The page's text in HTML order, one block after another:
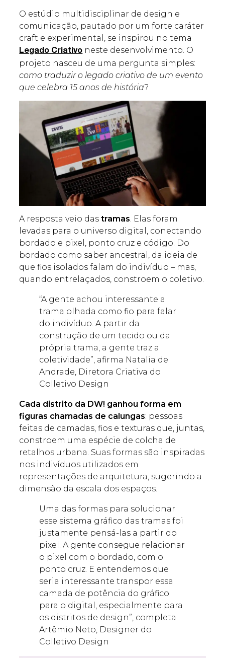
O estúdio multidisciplinar de design e
comunicação, pautado por um forte caráter
craft e experimental, se inspirou no tema
Legado Criativo neste desenvolvimento. O
projeto nasceu de uma pergunta simples:
como traduzir o legado criativo de um evento
que celebra 15 anos de história?
A resposta veio dastramas. Elas foram
levadas para o universo digital, conectando
bordado e pixel, ponto cruz e código. Do
bordado como saber ancestral, da ideia de
que fios isolados falam do indivíduo – mas,
quando entrelaçados, constroem o coletivo.
“A gente achou interessante a
trama olhada como fio para falar
do indivíduo. A partir da
construção de um tecido ou da
própria trama, a gente traz a
coletividade”, afirma Natalia de
Andrade, Diretora Criativa do
Colletivo Design
Cada distrito da DW! ganhou forma em
figuras chamadas de calungas: pessoas
feitas de camadas, fios e texturas que, juntas,
constroem uma espécie de colcha de
retalhos urbana. Suas formas são inspiradas
nos indivíduos utilizados em
representações de arquitetura, sugerindo a
dimensão da escala dos espaços.
Uma das formas para solucionar
esse sistema gráfico das tramas foi
justamente pensá-las a partir do
pixel. A gente consegue relacionar
o pixel com o bordado, com o
ponto cruz. E entendemos que
seria interessante transpor essa
camada de potência do gráfico
para o digital, especialmente para
os distritos de design”, completa
Artêmio Neto, Designer do
Colletivo Design